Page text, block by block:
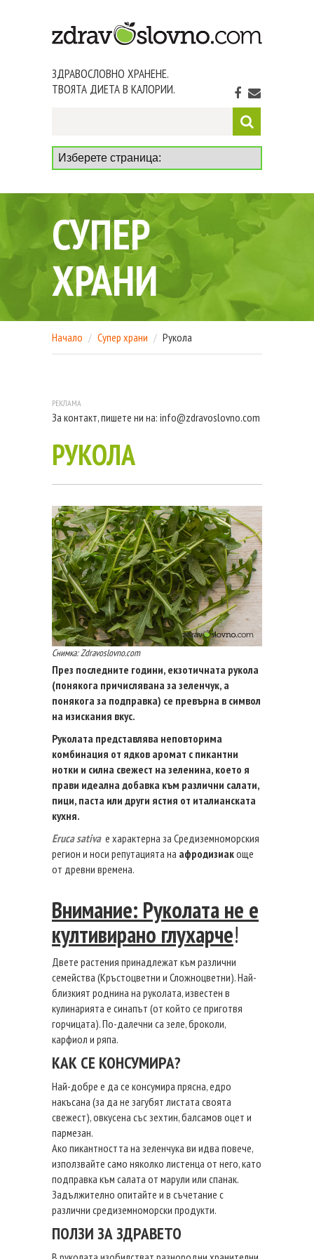
ЗДРАВОСЛОВНО ХРАНЕНЕ.
ТВОЯТА ДИЕТА В КАЛОРИИ.
СУПЕР
ХРАНИ
Начало Супер храни Рукола
За контакт, пишете ни на: info@zdravoslovno.com
РУКОЛА
Снимка: Zdravoslovno.com
През последните години, екзотичната рукола
(понякога причислявана за зеленчук, а
понякога за подправка) се превърна в символ
на изискания вкус.
Руколата представлява неповторима
комбинация от ядков аромат с пикантни
нотки и силна свежест на зеленина, което я
прави идеална добавка към различни салати,
пици, паста или други ястия от италианската
кухня.
Eruca sativaе характерна за Средиземноморския
регион и носи репутацията на афродизиакоще
от древни времена.
Внимание: Руколата не е
култивирано глухарче!
Двете растения принадлежат към различни
семейства (Кръстоцветни и Сложноцветни). Най-
близкият роднина на руколата, известен в
кулинарията е синапът (от който се приготвя
горчицата). По-далечни са зеле, броколи,
карфиол и ряпа.
КАК СЕ КОНСУМИРА?
Най-добре е да се консумира прясна, едро
накъсана (за да не загубят листата своята
свежест), овкусена със зехтин, балсамов оцет и
пармезан.
Ако пикантността на зеленчука ви идва повече,
използвайте само няколко листенца от него, като
подправка към салата от марули или спанак.
Задължително опитайте и в съчетание с
различни средиземноморски продукти.
ПОЛЗИ ЗА ЗДРАВЕТО